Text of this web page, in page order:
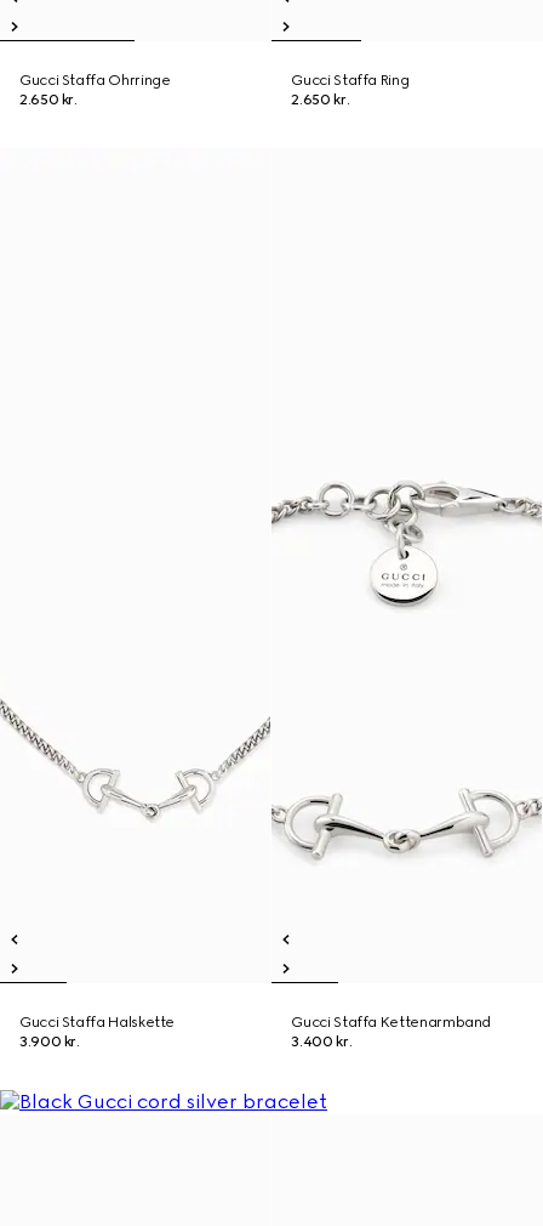
Gucci Staffa Ohrringe
2.650 kr.
Gucci Staffa Ring
2.650 kr.
Gucci Staffa Halskette
3.900 kr.
Gucci Staffa Kettenarmband
3.400 kr.